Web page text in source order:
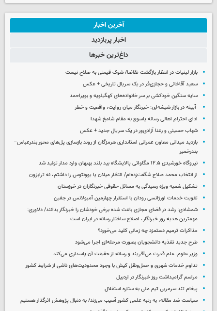
آخرین اخبار
اخبار پربازدید
داغ‌ترین خبرها
بازار لبنیات در انتظار بازگشت تقاضا/ شوک قیمتی به صلاح نیست
سعید آقاخانی و حجازی‌فر در یک سریال تاریخی + عکس
سایه سنگین خودکشی بر سر خانواده‌های کهگیلویه و بویراحمد
آیینه در بازار شیشه‌ای؛ خبرنگار میان روایت، واقعیت و خطر
ادای احترام اهالی رسانه یاسوج به مقام شامخ شهدا
شهاب حسینی و رعنا آزادی‌ور در یک سریال جدید + عکس
بازدید میدانی معاون عمرانی استانداری هرمزگان از روند بازسازی پل‌های محور بندرعباس–
بندرخمیر
نیروگاه خورشیدی ۱۲.۵ مگاواتی پالایشگاه بید بلند بهبهان وارد مدار تولید شد
از انتخاب محمد صلاح شگفت‌زده‌ام/ انتظار میلان یا یوونتوس را داشتم، نه ترابزون
تشکیل شعبه ویژه رسیدگی به مسائل حقوقی خبرنگاران در خوزستان
تقویت خدمات اورژانسی رودان با استقرار چهارمین آمبولانس در جغین
شمشادی: رشد در فضای مجازی باعث شده برخی خودشان را خبرنگار بدانند/ دلاوری:
مهمترین هدیه‌ روز خبرنگار، اصلاح ساختار رسانه در ایران است
مذاکرات ترمیم دستمزد چه زمانی کلید می‌خورد؟
طرح جدید تغذیه دانشجویان بصورت مرحله‌ای اجرا می‌شود
وزیر علوم: علم قدرت می‌آفریند و رسانه از حقیقت آن پاسداری می‌کند
تداوم خدمات شهری و حمل‌ونقل کیش با وجود محدودیت‌های ناشی از شرایط کشور
مراسم گرامیداشت روز خبرنگار در اردبیل
پیغام تند سرمربی تیم ملی به ستاره استقلال
سیاست ضد مقاله، به رتبه علمی کشور آسیب می‌زند/ به دنبال پژوهش اثرگذار هستیم